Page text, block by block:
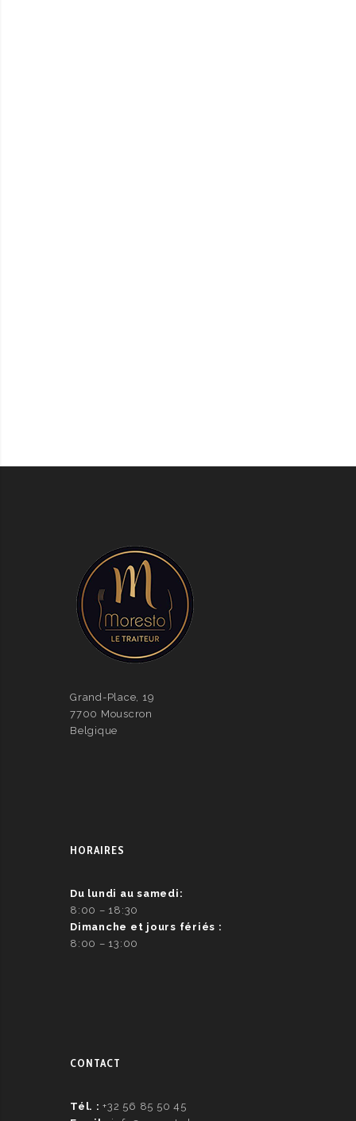
Grand-Place, 19
7700 Mouscron
Belgique
HORAIRES
Du lundi au samedi:
8:00 – 18:30
Dimanche et jours fériés :
8:00 – 13:00
CONTACT
Tél. : +32 56 85 50 45